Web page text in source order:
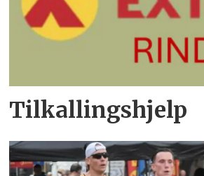
Tilkallingshjelp